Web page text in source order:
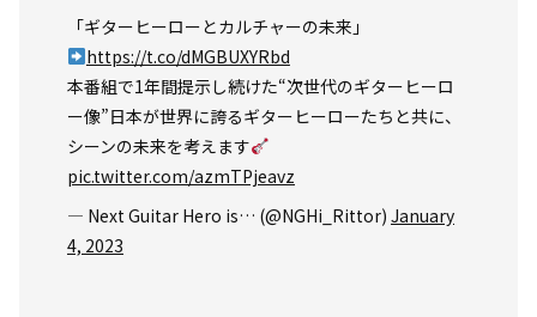
「ギターヒーローとカルチャーの未来」
https://t.co/dMGBUXYRbd
本番組で1年間提示し続けた“次世代のギターヒーロ
ー像”日本が世界に誇るギターヒーローたちと共に、
シーンの未来を考えます
pic.twitter.com/azmTPjeavz
— Next Guitar Hero is… (@NGHi_Rittor) January
4, 2023